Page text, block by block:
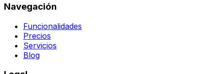
Navegación
Funcionalidades
Precios
Servicios
Blog